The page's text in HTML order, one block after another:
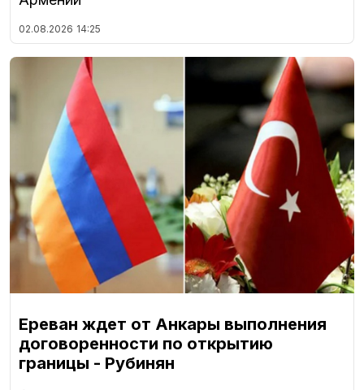
02.08.2026 14:25
Ереван ждет от Анкары выполнения
договоренности по открытию
границы - Рубинян